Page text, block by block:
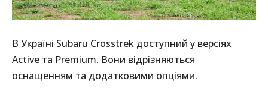
В Україні Subaru Crosstrek доступний у версіях
Active та Premium. Вони відрізняються
оснащенням та додатковими опціями.